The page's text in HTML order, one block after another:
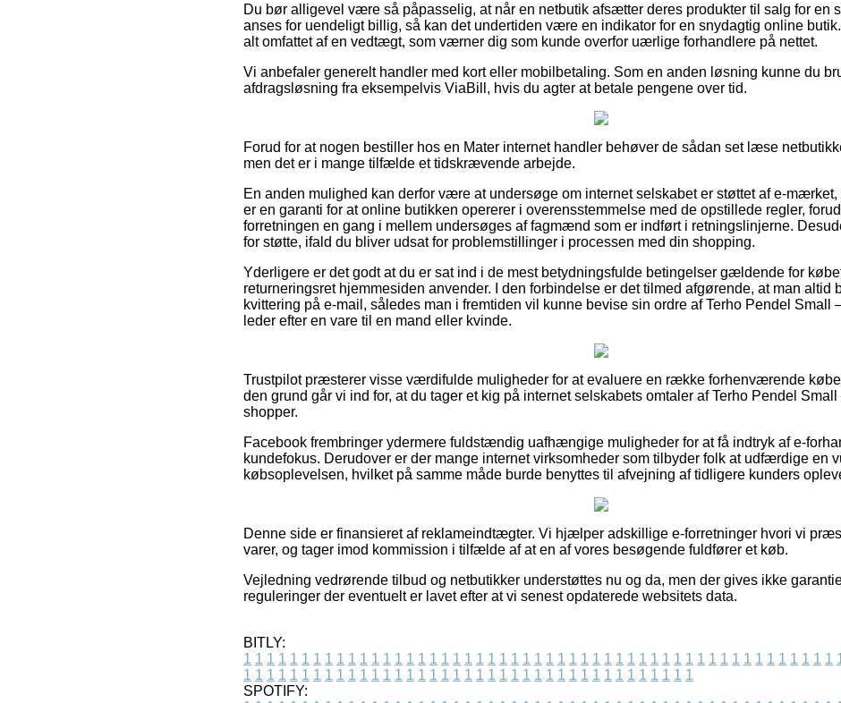
Du bør alligevel være så påpasselig, at når en netbutik afsætter deres produkter til salg for en
anses for uendeligt billig, så kan det undertiden være en indikator for en snydagtig online
alt omfattet af en vedtægt, som værner dig som kunde overfor uærlige forhandlere på nettet.
Vi anbefaler generelt handler med kort eller mobilbetaling. Som en anden løsning kunne du
afdragsløsning fra eksempelvis ViaBill, hvis du agter at betale pengene over tid.
Forud for at nogen bestiller hos en Mater internet handler behøver de sådan set læse
men det er i mange tilfælde et tidskrævende arbejde.
En anden mulighed kan derfor være at undersøge om internet selskabet er støttet af e-mærket,
er en garanti for at online butikken opererer i overensstemmelse med de opstillede regler,
forretningen en gang i mellem undersøges af fagmænd som er indført i retningslinjerne.
for støtte, ifald du bliver udsat for problemstillinger i processen med din shopping.
Yderligere er det godt at du er sat ind i de mest betydningsfulde betingelser gældende for
returneringsret hjemmesiden anvender. I den forbindelse er det tilmed afgørende, at man altid
kvittering på e-mail, således man i fremtiden vil kunne bevise sin ordre af Terho Pendel Small
leder efter en vare til en mand eller kvinde.
Trustpilot præsterer visse værdifulde muligheder for at evaluere en række forhenværende
den grund går vi ind for, at du tager et kig på internet selskabets omtaler af Terho Pendel
shopper.
Facebook frembringer ydermere fuldstændig uafhængige muligheder for at få indtryk af e-
kundefokus. Derudover er der mange internet virksomheder som tilbyder folk at udfærdige en
købsoplevelsen, hvilket på samme måde burde benyttes til afvejning af tidligere kunders
Denne side er finansieret af reklameindtægter. Vi hjælper adskillige e-forretninger hvori vi
varer, og tager imod kommission i tilfælde af at en af vores besøgende fuldfører et køb.
Vejledning vedrørende tilbud og netbutikker understøttes nu og da, men der gives ikke
reguleringer der eventuelt er lavet efter at vi senest opdaterede websitets data.
BITLY:
1 1 1 1 1 1 1 1 1 1 1 1 1 1 1 1 1 1 1 1 1 1 1 1 1 1 1 1 1 1 1 1 1 1 1 1 1 1 1 1 1 1 1 1 1 1 1 1 1 1 1
1 1 1 1 1 1 1 1 1 1 1 1 1 1 1 1 1 1 1 1 1 1 1 1 1 1 1 1 1 1 1 1 1 1 1 1 1 1 1
SPOTIFY: